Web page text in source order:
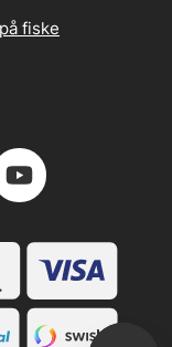
fiske